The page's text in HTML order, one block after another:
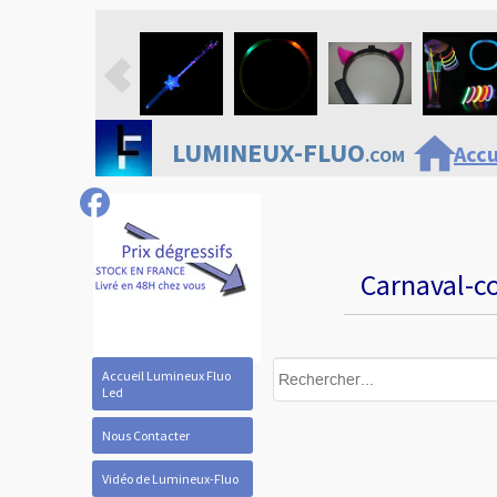
Accueil Lumineux Fluo
Led
Nous Contacter
Vidéo de Lumineux-Fluo
LUMINEUX-FLUO.COMhome
Carnaval-